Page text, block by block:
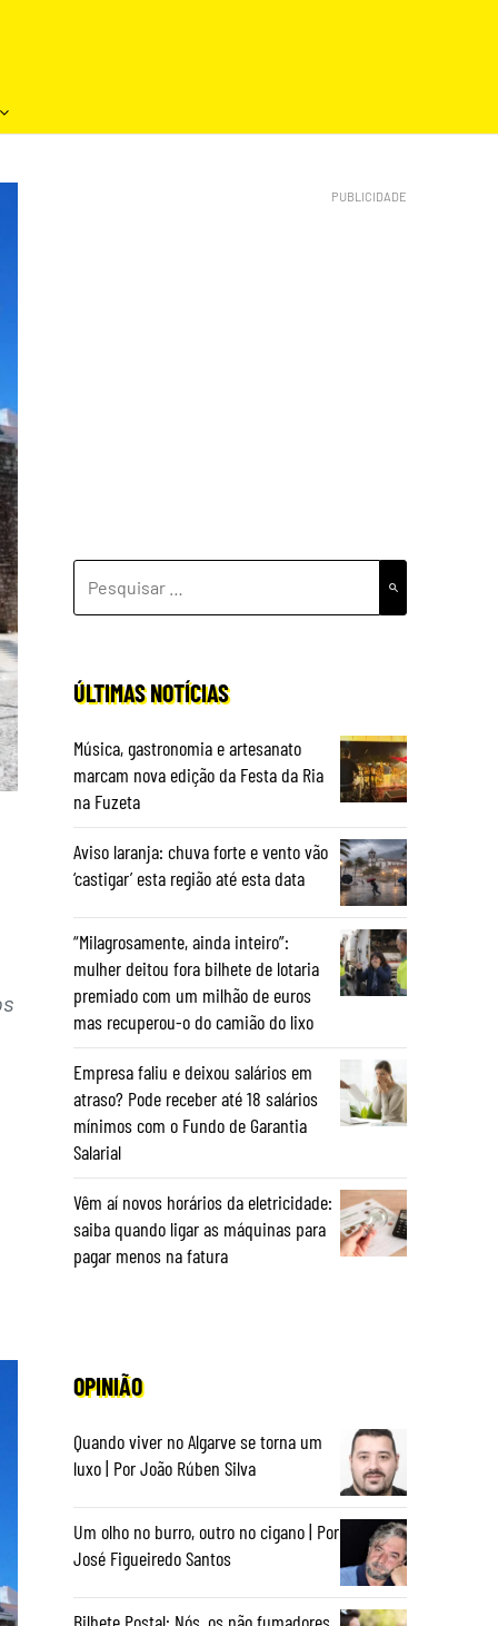
POR:
ÚLTIMAS NOTÍCIAS
Música, gastronomia e artesanato
marcam nova edição da Festa da Ria
na Fuzeta
Aviso laranja: chuva forte e vento vão
‘castigar’ esta região até esta data
“Milagrosamente, ainda inteiro”:
mulher deitou fora bilhete de lotaria
premiado com um milhão de euros
mas recuperou-o do camião do lixo
Empresa faliu e deixou salários em
atraso? Pode receber até 18 salários
mínimos com o Fundo de Garantia
Salarial
Vêm aí novos horários da eletricidade:
saiba quando ligar as máquinas para
pagar menos na fatura
OPINIÃO
Quando viver no Algarve se torna um
luxo | Por João Rúben Silva
Um olho no burro, outro no cigano | Por
José Figueiredo Santos